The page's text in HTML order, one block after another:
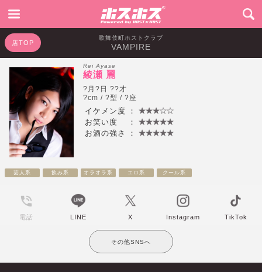
歌舞伎町ホストクラブ
VAMPIRE
店TOP
Rei Ayase
綾瀬 麗
?月?日 ??才
?cm / ?型 / ?座
イケメン度
：
お笑い度
：
お酒の強さ
：
芸人系 飲み系 オラオラ系 エロ系 クール系
電話 LINE X Instagram TikTok
その他SNSへ